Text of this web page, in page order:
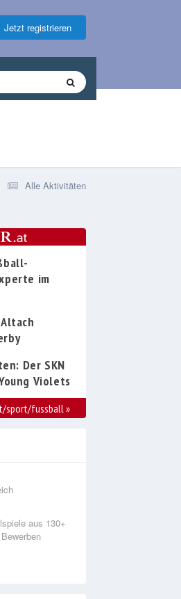
Jetzt registrieren
Alle Aktivitäten
im
Der SKN
Violets
sport/fussball »
aus 130+